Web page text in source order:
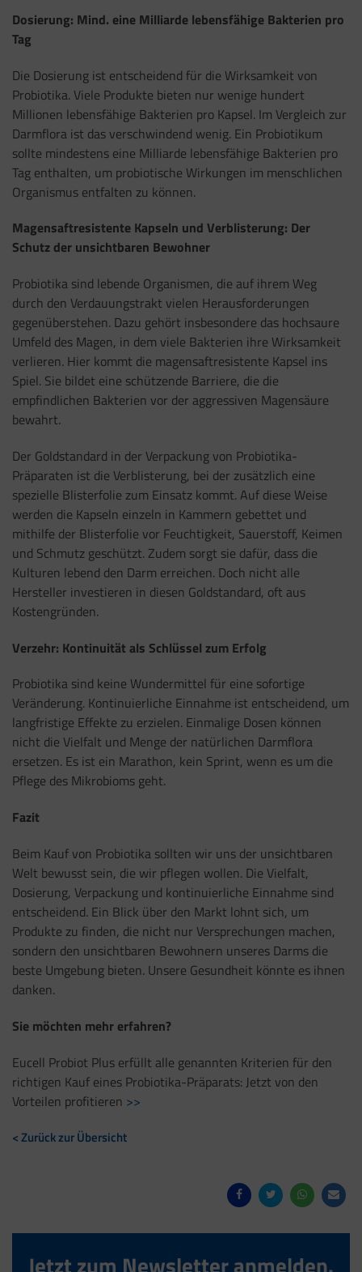
Dosierung: Mind. eine Milliarde lebensfähige Bakterien pro
Tag
Die Dosierung ist entscheidend für die Wirksamkeit von
Probiotika. Viele Produkte bieten nur wenige hundert
Millionen lebensfähige Bakterien pro Kapsel. Im Vergleich zur
Darmflora ist das verschwindend wenig. Ein Probiotikum
sollte mindestens eine Milliarde lebensfähige Bakterien pro
Tag enthalten, um probiotische Wirkungen im menschlichen
Organismus entfalten zu können.
Magensaftresistente Kapseln und Verblisterung: Der
Schutz der unsichtbaren Bewohner
Probiotika sind lebende Organismen, die auf ihrem Weg
durch den Verdauungstrakt vielen Herausforderungen
gegenüberstehen. Dazu gehört insbesondere das hochsaure
Umfeld des Magen, in dem viele Bakterien ihre Wirksamkeit
verlieren. Hier kommt die magensaftresistente Kapsel ins
Spiel. Sie bildet eine schützende Barriere, die die
empfindlichen Bakterien vor der aggressiven Magensäure
bewahrt.
Der Goldstandard in der Verpackung von Probiotika-
Präparaten ist die Verblisterung, bei der zusätzlich eine
spezielle Blisterfolie zum Einsatz kommt. Auf diese Weise
werden die Kapseln einzeln in Kammern gebettet und
mithilfe der Blisterfolie vor Feuchtigkeit, Sauerstoff, Keimen
und Schmutz geschützt. Zudem sorgt sie dafür, dass die
Kulturen lebend den Darm erreichen. Doch nicht alle
Hersteller investieren in diesen Goldstandard, oft aus
Kostengründen.
Verzehr: Kontinuität als Schlüssel zum Erfolg
Probiotika sind keine Wundermittel für eine sofortige
Veränderung. Kontinuierliche Einnahme ist entscheidend, um
langfristige Effekte zu erzielen. Einmalige Dosen können
nicht die Vielfalt und Menge der natürlichen Darmflora
ersetzen. Es ist ein Marathon, kein Sprint, wenn es um die
Pflege des Mikrobioms geht.
Fazit
Beim Kauf von Probiotika sollten wir uns der unsichtbaren
Welt bewusst sein, die wir pflegen wollen. Die Vielfalt,
Dosierung, Verpackung und kontinuierliche Einnahme sind
entscheidend. Ein Blick über den Markt lohnt sich, um
Produkte zu finden, die nicht nur Versprechungen machen,
sondern den unsichtbaren Bewohnern unseres Darms die
beste Umgebung bieten. Unsere Gesundheit könnte es ihnen
danken.
Sie möchten mehr erfahren?
Eucell Probiot Plus erfüllt alle genannten Kriterien für den
richtigen Kauf eines Probiotika-Präparats: Jetzt von den
Vorteilen profitieren >>
< Zurück zur Übersicht